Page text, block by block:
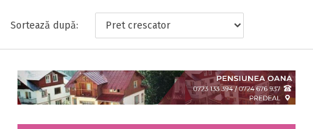
Complex turistic ( 2 )
Hotel-apartament ( 1 )
Motel ( 2 )
Sortează după: